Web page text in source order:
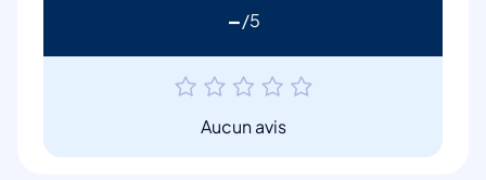
-
Aucun avis